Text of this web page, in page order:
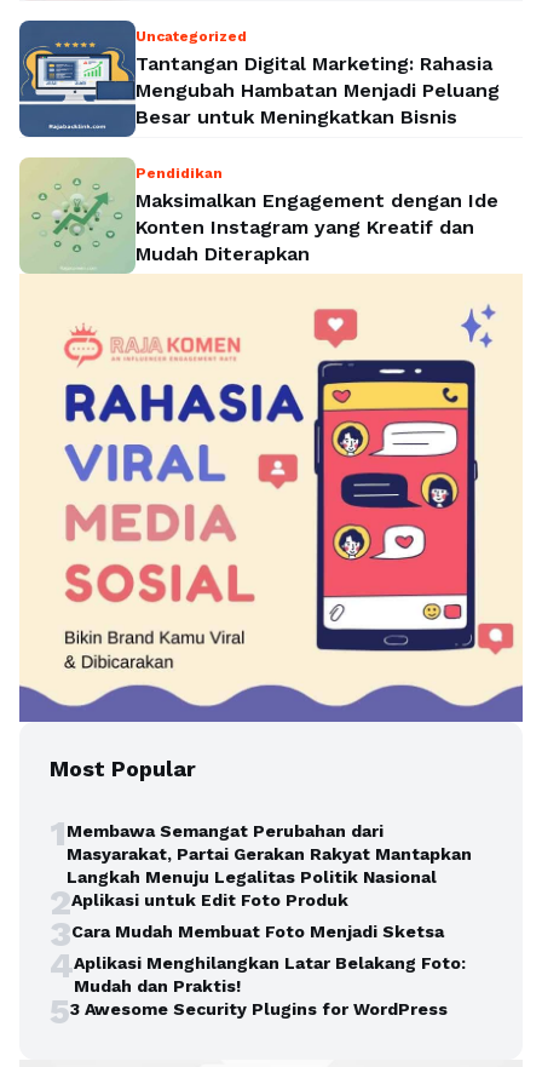
Uncategorized
Tantangan Digital Marketing: Rahasia
Mengubah Hambatan Menjadi Peluang
Besar untuk Meningkatkan Bisnis
Pendidikan
Maksimalkan Engagement dengan Ide
Konten Instagram yang Kreatif dan
Mudah Diterapkan
Most Popular
1Membawa Semangat Perubahan dari
Masyarakat, Partai Gerakan Rakyat Mantapkan
Langkah Menuju Legalitas Politik Nasional
2Aplikasi untuk Edit Foto Produk
3Cara Mudah Membuat Foto Menjadi Sketsa
4Aplikasi Menghilangkan Latar Belakang Foto:
Mudah dan Praktis!
53 Awesome Security Plugins for WordPress